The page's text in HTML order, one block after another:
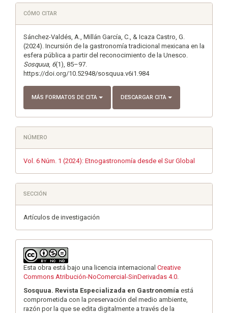
Detalles
del
artículo
CÓMO CITAR
Sánchez-Valdés, A., Millán García, C., & Icaza Castro, G.
(2024). Incursión de la gastronomía tradicional mexicana en la
esfera pública a partir del reconocimiento de la Unesco.
Sosquua, 6(1), 85–97.
https://doi.org/10.52948/sosquua.v6i1.984
MÁS FORMATOS DE CITA DESCARGAR CITA
NÚMERO
Vol. 6 Núm. 1 (2024): Etnogastronomía desde el Sur Global
SECCIÓN
Artículos de investigación
Esta obra está bajo una licencia internacional Creative
Commons Atribución-NoComercial-SinDerivadas 4.0
Sosquua. Revista Especializada en Gastronomía está
comprometida con la preservación del medio ambiente,
razón por la que se edita digitalmente a través de la